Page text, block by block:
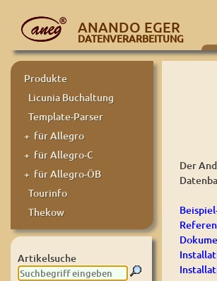
ANANDO EGER
DATENVERARBEITUNG
Produkte
Licunia Buchaltung
Template-Parser
+ für Allegro
+ für Allegro-C
+ für Allegro-ÖB
Tourinfo
Thekow
Artikelsuche
Der